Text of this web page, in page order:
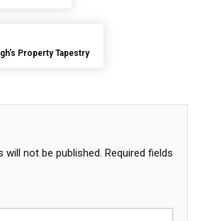
Property Tapestry
will not be published. Required fields